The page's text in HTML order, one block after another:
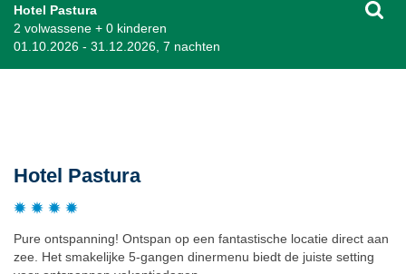
Hotel Pastura
2 volwassene + 0 kinderen
01.10.2026 - 31.12.2026, 7 nachten
Hotel Pastura
Pure ontspanning! Ontspan op een fantastische locatie direct aan
zee. Het smakelijke 5-gangen dinermenu biedt de juiste setting